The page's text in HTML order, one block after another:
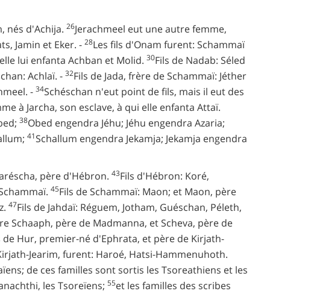
nés d'Achija. 26Jerachmeel eut une autre femme,
Jamin et Eker. - 28Les fils d'Onam furent: Schammaï
lui enfanta Achban et Molid. 30Fils de Nadab: Séled
Achlaï. - 32Fils de Jada, frère de Schammaï: Jéther
- 34Schéschan n'eut point de fils, mais il eut des
à Jarcha, son esclave, à qui elle enfanta Attaï.
38Obed engendra Jéhu; Jéhu engendra Azaria;
41Schallum engendra Jekamja; Jekamja engendra
père d'Hébron. 43Fils d'Hébron: Koré,
45Fils de Schammaï: Maon; et Maon, père
47Fils de Jahdaï: Réguem, Jotham, Guéschan, Péleth,
Schaaph, père de Madmanna, et Scheva, père de
de Hur, premier-né d'Ephrata, et père de Kirjath-
Jearim, furent: Haroé, Hatsi-Hammenuhoth.
de ces familles sont sortis les Tsoreathiens et les
les Tsoreïens; 55et les familles des scribes